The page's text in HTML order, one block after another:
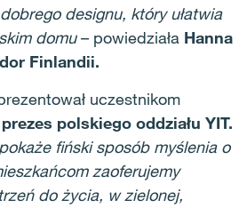
designu, który ułatwia
domu– powiedziała Hanna
Finlandii.
uczestnikom
polskiego oddziału YIT.
fiński sposób myślenia o
zaoferujemy
do życia, w zielonej,